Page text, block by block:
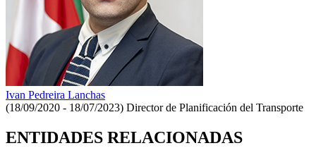
Ivan Pedreira Lanchas
(18/09/2020 - 18/07/2023) Director de Planificación del Transporte
ENTIDADES RELACIONADAS